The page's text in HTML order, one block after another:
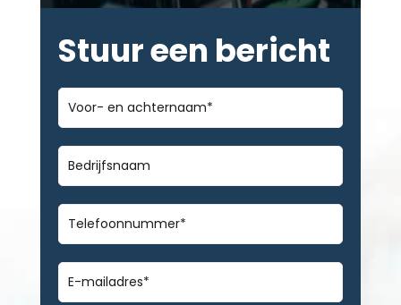
Stuur een bericht
Voor-
en
achternaam*
Bedrijfsnaam
Telefoonnummer*
E-
mailadres*